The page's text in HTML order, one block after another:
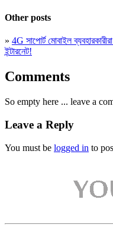
Other posts
» 4G সাপোর্ট মোবাইল
ইন্টারনেট!
Comments
So empty here ... leave a
Leave a Reply
You must be logged in to